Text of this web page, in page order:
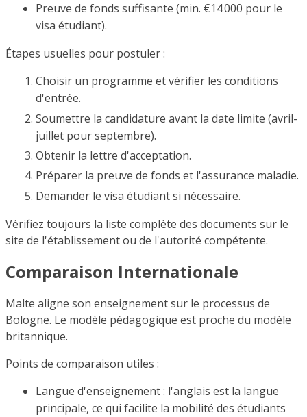
Preuve de fonds suffisante (min. €14 000 pour le
visa étudiant).
Étapes usuelles pour postuler :
Choisir un programme et vérifier les conditions
d'entrée.
Soumettre la candidature avant la date limite (avril-
juillet pour septembre).
Obtenir la lettre d'acceptation.
Préparer la preuve de fonds et l'assurance maladie.
Demander le visa étudiant si nécessaire.
Vérifiez toujours la liste complète des documents sur le
site de l'établissement ou de l'autorité compétente.
Comparaison Internationale
Malte aligne son enseignement sur le processus de
Bologne. Le modèle pédagogique est proche du modèle
britannique.
Points de comparaison utiles :
Langue d'enseignement : l'anglais est la langue
principale, ce qui facilite la mobilité des étudiants